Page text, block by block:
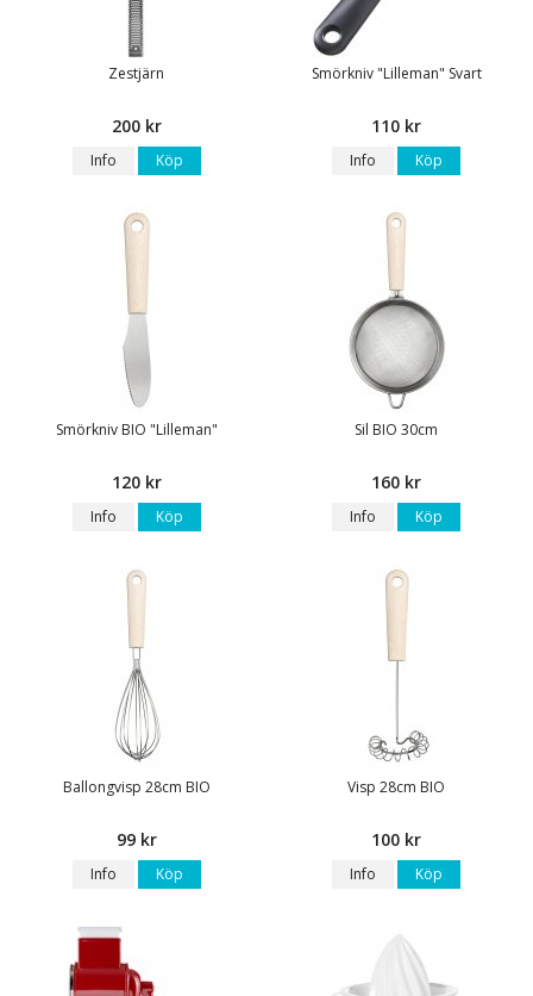
Zestjärn
200 kr
Info Köp
Smörkniv "Lilleman" Svart
110 kr
Info Köp
Smörkniv BIO "Lilleman"
120 kr
Info Köp
Sil BIO 30cm
160 kr
Info Köp
Ballongvisp 28cm BIO
99 kr
Info Köp
Visp 28cm BIO
100 kr
Info Köp